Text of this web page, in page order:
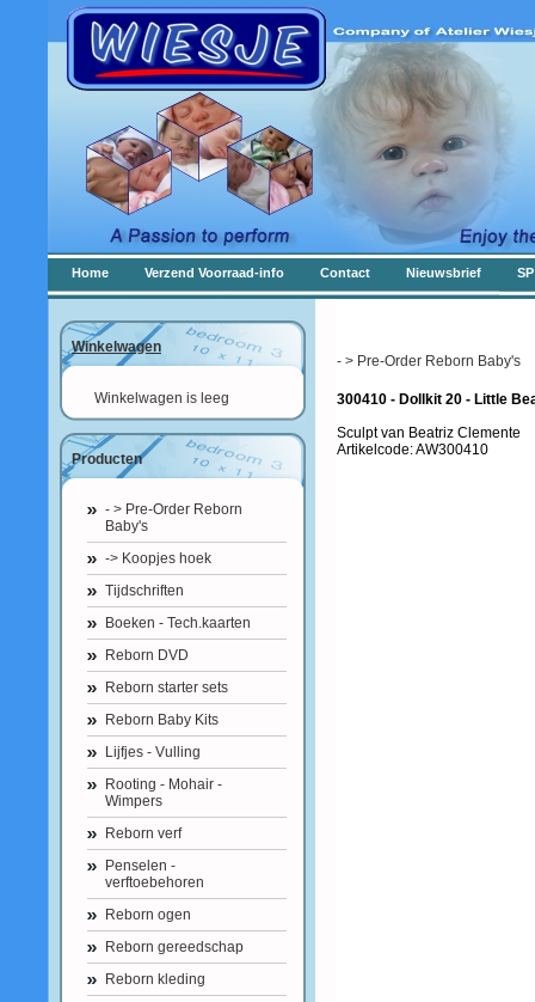
Home Verzend Voorraad-info Contact Nieuwsbrief
Winkelwagen
Winkelwagen is leeg
Producten
- > Pre-Order Reborn
Baby's
-> Koopjes hoek
Tijdschriften
Boeken - Tech.kaarten
Reborn DVD
Reborn starter sets
Reborn Baby Kits
Lijfjes - Vulling
Rooting - Mohair -
Wimpers
Reborn verf
Penselen -
verftoebehoren
Reborn ogen
Reborn gereedschap
Reborn kleding
- > Pre-Order Reborn Baby's
300410 - Dollkit 20 - Little
Sculpt van Beatriz Clemente
Artikelcode: AW300410